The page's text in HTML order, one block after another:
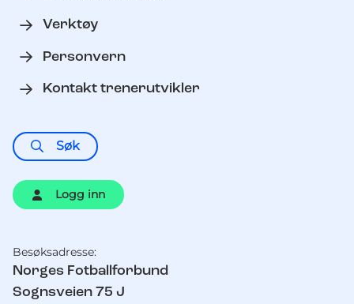
Verktøy
Personvern
Kontakt trenerutvikler
Søk
Logg inn
Kontaktinformasjon
Besøksadresse:
Norges Fotballforbund
Sognsveien 75 J